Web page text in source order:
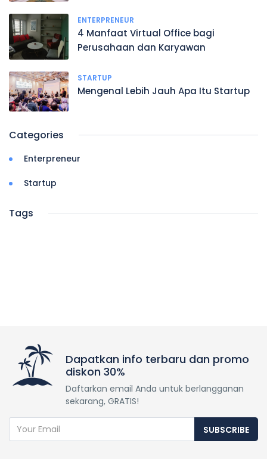
ENTERPRENEUR
4 Manfaat Virtual Office bagi
Perusahaan dan Karyawan
STARTUP
Mengenal Lebih Jauh Apa Itu Startup
Categories
Enterpreneur
Startup
Tags
Dapatkan info terbaru dan promo
diskon 30%
Daftarkan email Anda untuk berlangganan
sekarang, GRATIS!
SUBSCRIBE